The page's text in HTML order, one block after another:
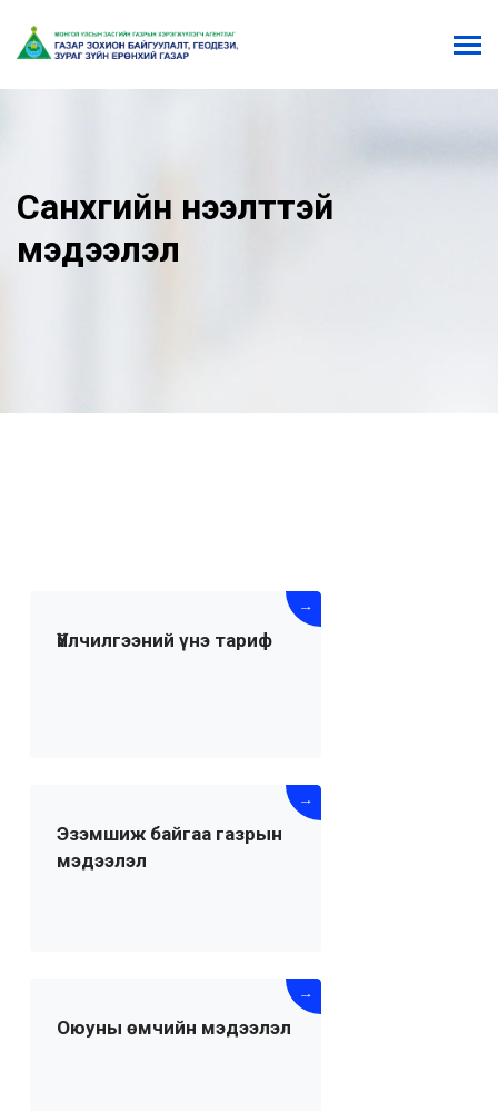
Санхүүгийн нээлттэй
мэдээлэл
Үйлчилгээний үнэ тариф
→
Эзэмшиж байгаа газрын
мэдээлэл
→
Оюуны өмчийн мэдээлэл
→